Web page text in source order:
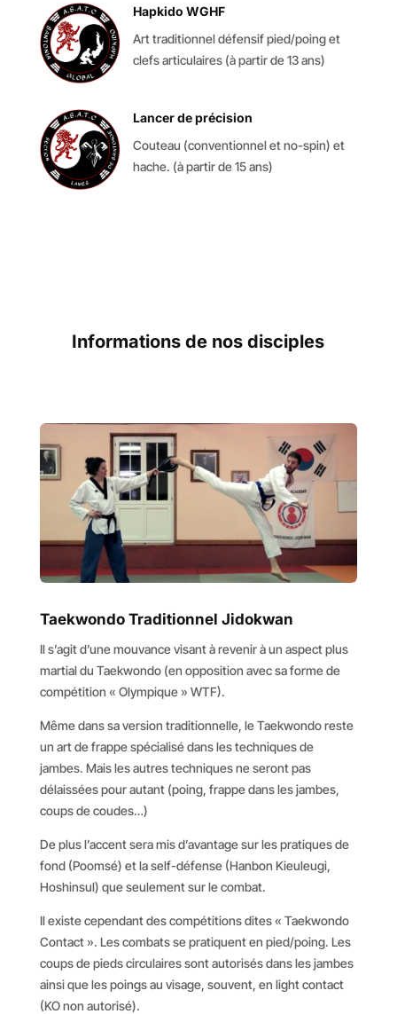
Hapkido WGHF
Art traditionnel défensif pied/poing et
clefs articulaires (à partir de 13 ans)
Lancer de précision
Couteau (conventionnel et no-spin) et
hache. (à partir de 15 ans)
Informations de nos disciples
Taekwondo Traditionnel Jidokwan
Il s’agit d’une mouvance visant à revenir à un aspect plus
martial du Taekwondo (en opposition avec sa forme de
compétition « Olympique » WTF).
Même dans sa version traditionnelle, le Taekwondo reste
un art de frappe spécialisé dans les techniques de
jambes. Mais les autres techniques ne seront pas
délaissées pour autant (poing, frappe dans les jambes,
coups de coudes…)
De plus l’accent sera mis d’avantage sur les pratiques de
fond (Poomsé) et la self-défense (Hanbon Kieuleugi,
Hoshinsul) que seulement sur le combat.
Il existe cependant des compétitions dites « Taekwondo
Contact ». Les combats se pratiquent en pied/poing. Les
coups de pieds circulaires sont autorisés dans les jambes
ainsi que les poings au visage, souvent, en light contact
(KO non autorisé).